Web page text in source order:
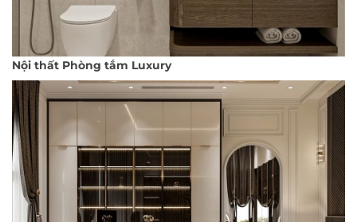
Nội thất Phòng tắm Luxury